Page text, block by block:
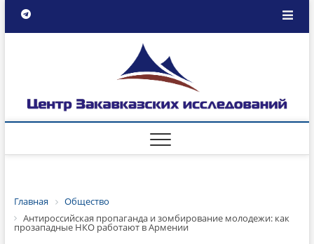
Главная
Общество
Антироссийская пропаганда и зомбирование молодежи: как
прозападные НКО работают в Армении